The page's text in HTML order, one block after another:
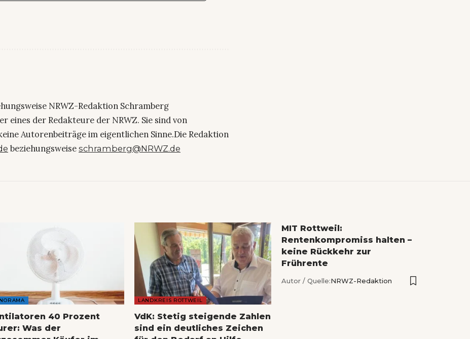
NRWZ-Redaktion Schramberg
eines der Redakteure der NRWZ. Sie sind von
Autorenbeiträge im eigentlichen Sinne.Die Redaktion
beziehungsweise schramberg@NRWZ.de
40 Prozent
Was der
LANDKREIS ROTTWEIL
VdK: Stetig steigende Zahlen
sind ein deutliches Zeichen
MIT Rottweil:
Rentenkompromiss halten –
keine Rückkehr zur
Frührente
Autor / Quelle:NRWZ-Redaktion